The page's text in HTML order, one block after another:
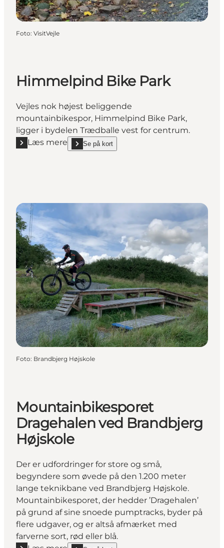
Foto: VisitVejle
Himmelpind Bike Park
Vejles nok højest beliggende
mountainbikespor, Himmelpind Bike Park,
ligger i bydelen Trædballe vest for centrum.
Læs mere
Læs mere "Himmelpind Bike Park"
Se på kort
show Himmelpind Bike Park on_map
Foto: Brandbjerg Højskole
Mountainbikesporet
Dragehalen ved Brandbjerg
Højskole
Der er udfordringer for store og små,
begyndere som øvede på den 1.200 meter
lange teknikbane ved Brandbjerg Højskole.
Mountainbikesporet, der hedder ’Dragehalen’
på grund af sine snoede pumptracks, byder på
flere udgaver, og er altså afmærket med
farverne sort, rød eller blå.